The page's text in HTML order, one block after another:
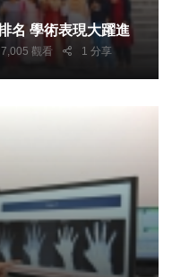
朝陽科大進榜英國泰晤士學科排名 學術表現大躍進
7,005 觀看 1 分享